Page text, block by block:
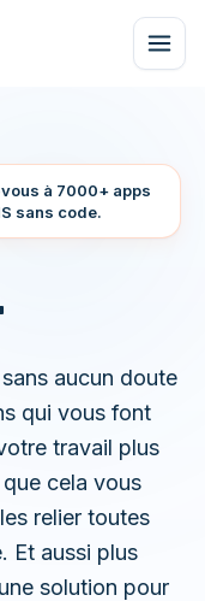
à 7000+ apps
sans code.
aucun doute
qui vous font
travail plus
cela vous
relier toutes
Et aussi plus
solution pour